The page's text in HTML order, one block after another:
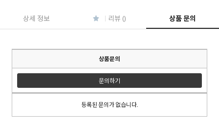
상세 정보 리뷰 () 상품 문의
상품문의
문의하기
등록된 문의가 없습니다.